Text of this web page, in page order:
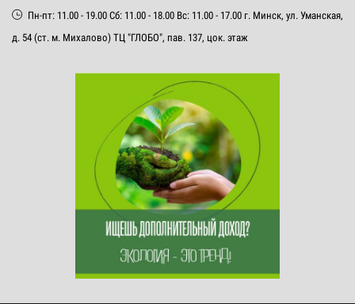
Пн-пт: 11.00 - 19.00 Сб: 11.00 - 18.00 Вс: 11.00 - 17.00 г. Минск, ул. Уманская,
д. 54 (ст. м. Михалово) ТЦ "ГЛОБО", пав. 137, цок. этаж